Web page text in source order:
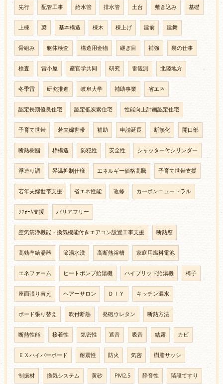
先行 配管工事 給水管 排水管 土台 敷き込み 基礎
上棟 梁 基本構造 棟木 棟上げ 建前 建舞
骨組み 躯体検査 構造用金物 継ぎ目 補強 裏の仕事
検査 雷小屋 産官学共同 研究 雷観測 北陸地方
冬季雷 研究推進 岐阜大学 補助事業 省エネ
認定長期優良住宅 認定低炭素住宅 性能向上計画認定住宅
子育て世帯 若夫婦世帯 補助 申請延長 断熱化 開口部
断熱樹脂 枠構造 防犯性 安全性 シャッター付シリンダー
浮造り調 昇温抑制仕様 エネルギー価格高騰 子育て世帯支援
若年夫婦世帯支援 省エネ性能 改修 カーボンニュートラル
ﾘﾌｫｰﾑ支援 バリアフリー
空気清浄機能・換気機能付きエアコン設置工事支援 断熱窓
高効率給湯器 節湯水洗 高断熱浴槽 家庭用燃料電池
エネファーム ヒートポンプ給湯機 ハイブリッド給湯機 椅子
座面張り替え ヘアーサロン ＤＩＹ キッチン漏水
ボード張り替え 吹付断熱 発砲ウレタン 断熱方法
断熱性能 接着性 気密性 遮音 吸音 結露 カビ
ＥＸハイパーボード 耐震性 防火 気密 樹脂サッシ
制振材 換気システム 黄砂 PM2.5 静音性 階段てすり